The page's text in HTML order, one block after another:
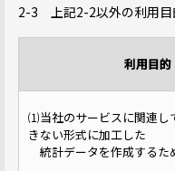
2-3 上記2-2以外の利用目
利用目的
⑴当社のサービスに関連し
きない形式に加工した
統計データを作成するた